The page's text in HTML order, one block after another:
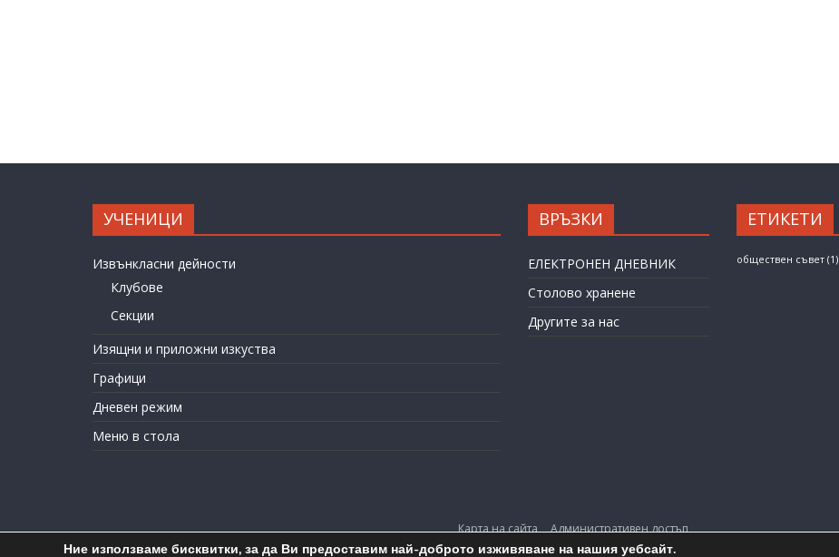
УЧЕНИЦИ
Извънкласни дейности
Клубове
Секции
Изящни и приложни изкуства
Графици
Дневен режим
Меню в стола
ВРЪЗКИ
ЕЛЕКТРОНЕН ДНЕВНИК
Столово хранене
Другите за нас
ЕТИКЕТИ
обществен съвет(1)
Карта на сайта Административен достъп
Ние използваме бисквитки, за да Ви предоставим най-доброто изживяване на нашия уебсайт.